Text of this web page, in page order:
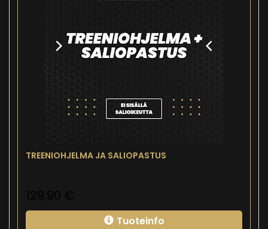
TREENIOHJELMA JA SALIOPASTUS
Tuoteinfo